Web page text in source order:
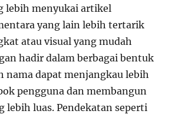
lebih menyukai artikel
yang lain lebih tertarik
atau visual yang mudah
hadir dalam berbagai bentuk
nama dapat menjangkau lebih
pengguna dan membangun
lebih luas. Pendekatan seperti